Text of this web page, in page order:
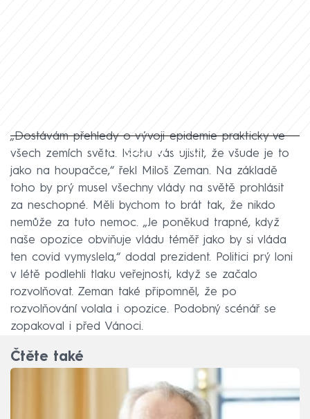
Failed to fetch
„Dostávám přehledy o vývoji epidemie prakticky ve
všech zemích světa. Mohu vás ujistit, že všude je to
jako na houpačce,“ řekl Miloš Zeman. Na základě
toho by prý musel všechny vlády na světě prohlásit
za neschopné. Měli bychom to brát tak, že nikdo
nemůže za tuto nemoc. „Je poněkud trapné, když
naše opozice obviňuje vládu téměř jako by si vláda
ten covid vymyslela,“ dodal prezident. Politici prý loni
v létě podlehli tlaku veřejnosti, když se začalo
rozvolňovat. Zeman také připomněl, že po
rozvolňování volala i opozice. Podobný scénář se
zopakoval i před Vánoci.
Čtěte také